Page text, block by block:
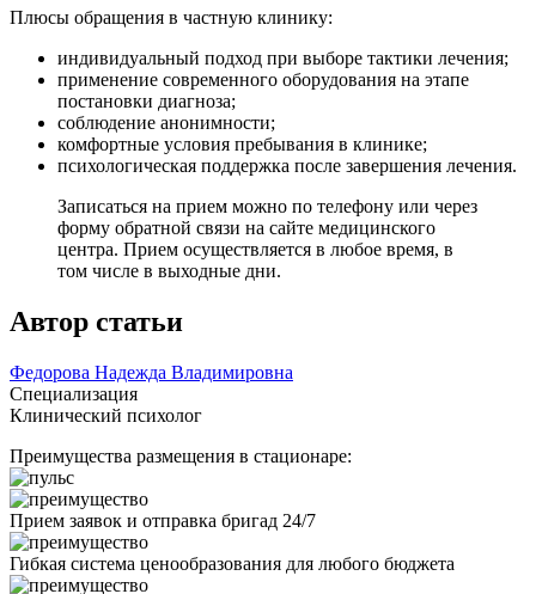
Плюсы обращения в частную клинику:
индивидуальный подход при выборе тактики лечения;
применение современного оборудования на этапе
постановки диагноза;
соблюдение анонимности;
комфортные условия пребывания в клинике;
психологическая поддержка после завершения лечения.
Записаться на прием можно по телефону или через
форму обратной связи на сайте медицинского
центра. Прием осуществляется в любое время, в
том числе в выходные дни.
Автор статьи
Федорова Надежда Владимировна
Специализация
Клинический психолог
Преимущества размещения в стационаре:
Прием заявок и отправка бригад 24/7
Гибкая система ценообразования для любого бюджета